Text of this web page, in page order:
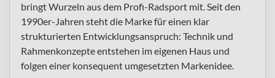
bringt Wurzeln aus dem Profi-Radsport mit. Seit den
1990er-Jahren steht die Marke für einen klar
strukturierten Entwicklungsanspruch: Technik und
Rahmenkonzepte entstehen im eigenen Haus und
folgen einer konsequent umgesetzten Markenidee.